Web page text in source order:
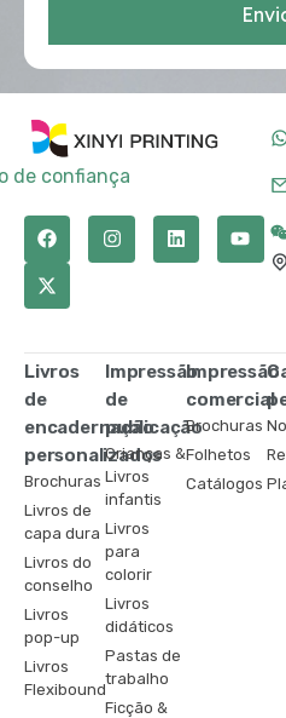
de confiança
Livros
de
encadernação
personalizados
Brochuras
Livros de
capa dura
Livros do
conselho
Livros
pop-up
Livros
Flexibound
Impressão
de
publicação
Crianças &
Livros
infantis
Livros
para
colorir
Livros
didáticos
Pastas de
trabalho
Ficção &
Impressão
comercial
Brochuras
Folhetos
Catálogos